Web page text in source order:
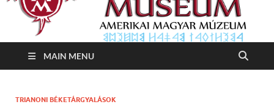
MAIN MENU
TRIANONI BÉKETÁRGYALÁSOK